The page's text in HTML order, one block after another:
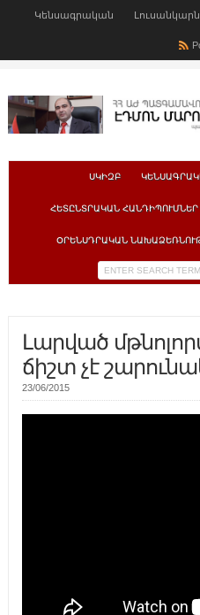
Կենսագրական
ՍԿԻԶԲ
ՀԵՏԸՆՏՐԱԿԱՆ ՀԱՆԴԻՊՈՒՄՆԵՐ
ՕՐԵՆՍԴՐԱԿԱՆ
Լարված
ճիշտ չէ
23/06/2015